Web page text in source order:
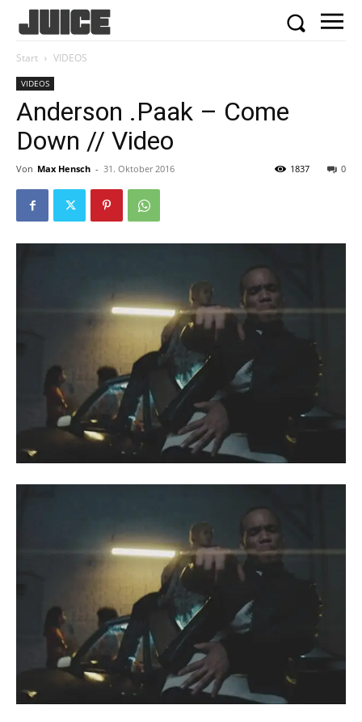
Start VIDEOS
VIDEOS
Anderson .Paak – Come
Down // Video
Von Max Hensch - 31. Oktober 2016 0
1837